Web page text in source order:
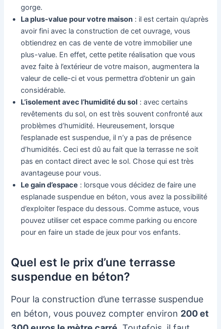
gorge.
La plus-value pour votre maison : il est certain qu’après
avoir fini avec la construction de cet ouvrage, vous
obtiendrez en cas de vente de votre immobilier une
plus-value. En effet, cette petite réalisation que vous
avez faite à l’extérieur de votre maison, augmentera la
valeur de celle-ci et vous permettra d’obtenir un gain
considérable.
L’isolement avec l’humidité du sol : avec certains
revêtements du sol, on est très souvent confronté aux
problèmes d’humidité. Heureusement, lorsque
l’esplanade est suspendue, il n’y a pas de présence
d’humidités. Ceci est dû au fait que la terrasse ne soit
pas en contact direct avec le sol. Chose qui est très
avantageuse pour vous.
Le gain d’espace : lorsque vous décidez de faire une
esplanade suspendue en béton, vous avez la possibilité
d’exploiter l’espace du dessous. Comme astuce, vous
pouvez utiliser cet espace comme parking ou encore
pour en faire un stade de jeux pour vos enfants.
Quel est le prix d’une terrasse
suspendue en béton?
Pour la construction d’une terrasse suspendue
en béton, vous pouvez compter environ 200 et